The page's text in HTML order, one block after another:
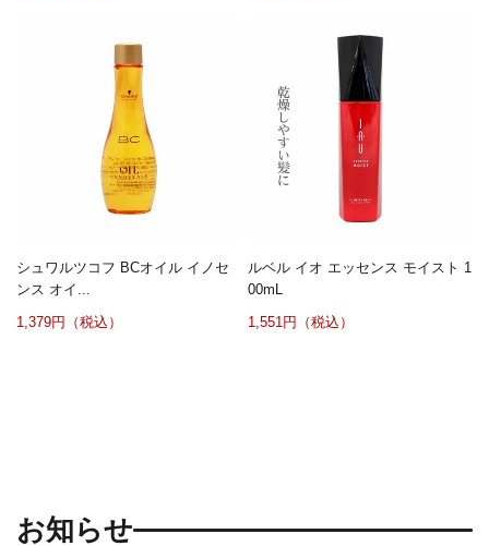
シュワルツコフ BCオイル イノセ
ンス オイ...
1,379円（税込）
ルベル イオ エッセンス モイスト 1
00mL
1,551円（税込）
お知らせ